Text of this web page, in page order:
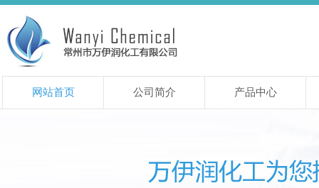
网站首页 公司简介 产品中心